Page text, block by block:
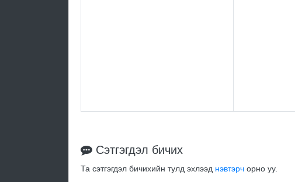
Сэтгэгдэл бичих
Та сэтгэгдэл бичихийн тулд эхлээд нэвтэрч орно уу.